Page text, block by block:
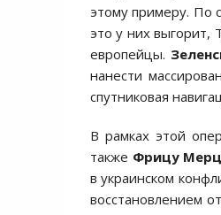
этому примеру. По
это у них выгорит,
европейцы.
нанести
спутниковая
В рамках этой
также Фрицу
в украинском
восстановлением